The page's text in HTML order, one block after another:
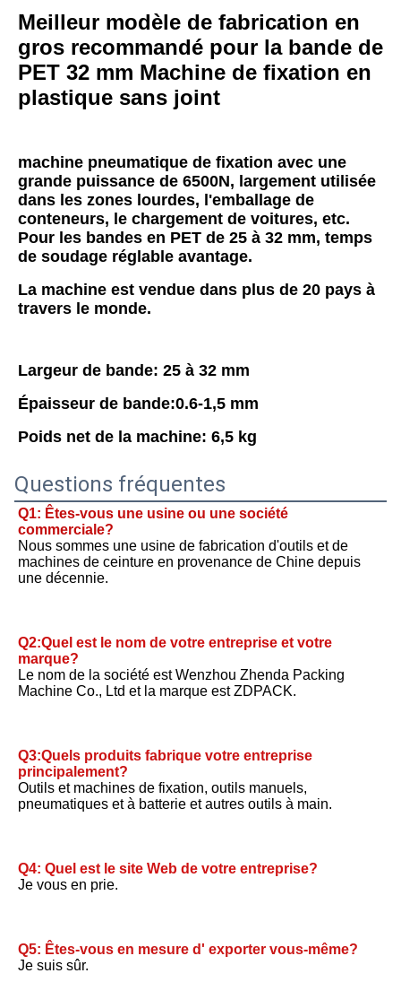
Meilleur modèle de fabrication en
gros recommandé pour la bande de
PET 32 mm Machine de fixation en
plastique sans joint
machine pneumatique de fixation avec une
grande puissance de 6500N, largement utilisée
dans les zones lourdes, l'emballage de
conteneurs, le chargement de voitures, etc.
Pour les bandes en PET de 25 à 32 mm, temps
de soudage réglable avantage.
La machine est vendue dans plus de 20 pays à
travers le monde.
Largeur de bande: 25 à 32 mm
Épaisseur de bande:0.6-1,5 mm
Poids net de la machine: 6,5 kg
Questions fréquentes
Q1: Êtes-vous une usine ou une société
commerciale?
Nous sommes une usine de fabrication d'outils et de
machines de ceinture en provenance de Chine depuis
une décennie.
Q2:Quel est le nom de votre entreprise et votre
marque?
Le nom de la société est Wenzhou Zhenda Packing
Machine Co., Ltd et la marque est ZDPACK.
Q3:Quels produits fabrique votre entreprise
principalement?
Outils et machines de fixation, outils manuels,
pneumatiques et à batterie et autres outils à main.
Q4: Quel est le site Web de votre entreprise?
Je vous en prie.
Q5: Êtes-vous en mesure d' exporter vous-même?
Je suis sûr.